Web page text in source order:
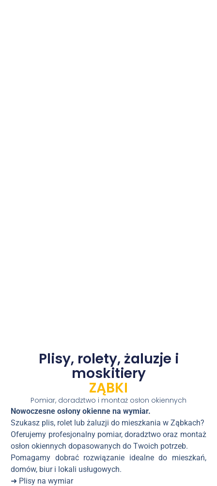
Plisy, rolety, żaluzje i
moskitiery
ZĄBKI
Pomiar, doradztwo i montaż osłon okiennych
Nowoczesne osłony okienne na wymiar.
Szukasz plis, rolet lub żaluzji do mieszkania w Ząbkach?
Oferujemy profesjonalny pomiar, doradztwo oraz montaż
osłon okiennych dopasowanych do Twoich potrzeb.
Pomagamy dobrać rozwiązanie idealne do mieszkań,
domów, biur i lokali usługowych.
➜ Plisy na wymiar